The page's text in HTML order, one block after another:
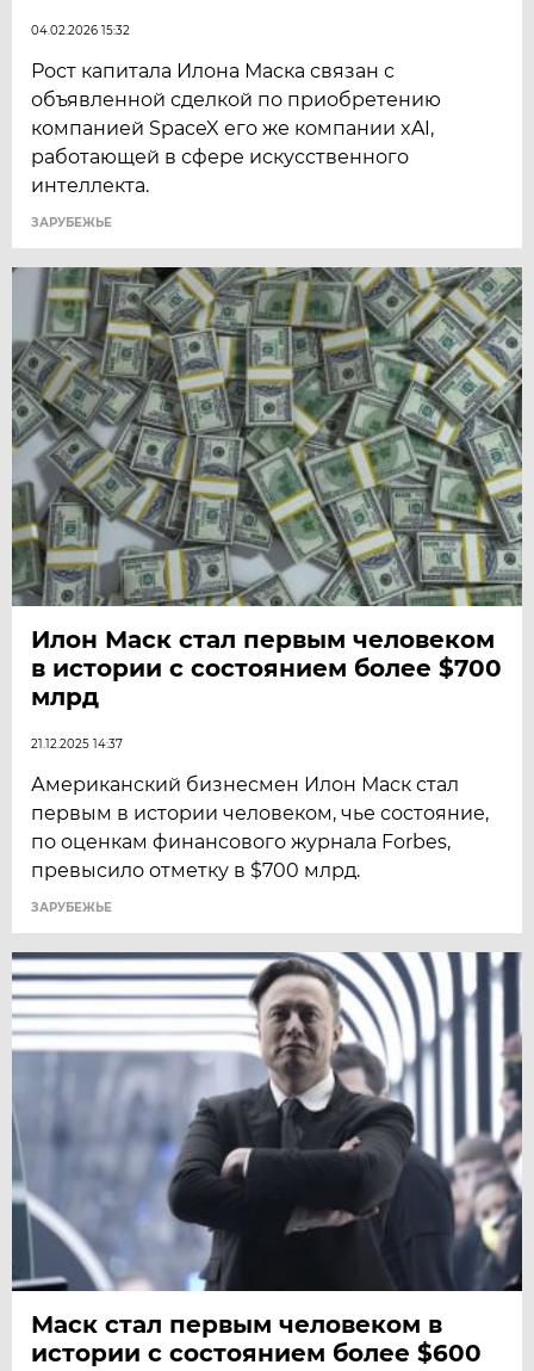
04.02.2026 15:32
Рост капитала Илона Маска связан с
объявленной сделкой по приобретению
компанией SpaceX его же компании xAI,
работающей в сфере искусственного
интеллекта.
ЗАРУБЕЖЬЕ
Илон Маск стал первым человеком
в истории с состоянием более $700
млрд
21.12.2025 14:37
Американский бизнесмен Илон Маск стал
первым в истории человеком, чье состояние,
по оценкам финансового журнала Forbes,
превысило отметку в $700 млрд.
ЗАРУБЕЖЬЕ
Маск стал первым человеком в
истории с состоянием более $600